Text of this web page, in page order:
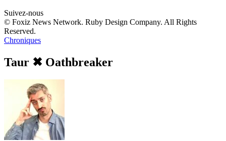
Suivez-nous
© Foxiz News Network. Ruby Design Company. All Rights
Reserved.
Chroniques
Taur ✖︎ Oathbreaker